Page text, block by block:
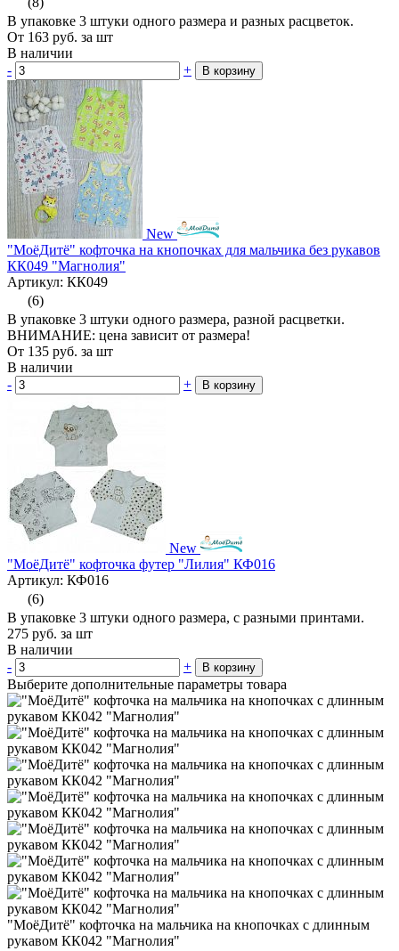
В упаковке 3 штуки одного размера и разных расцветок.
От 163 руб. за шт
В наличии
-
+ В корзину
New
"МоёДитё" кофточка на кнопочках для мальчика без рукавов
КК049 "Магнолия"
Артикул: КК049
(6)
В упаковке 3 штуки одного размера, разной расцветки.
ВНИМАНИЕ: цена зависит от размера!
От 135 руб. за шт
В наличии
-
+ В корзину
New
"МоёДитё" кофточка футер "Лилия" КФ016
Артикул: КФ016
(6)
В упаковке 3 штуки одного размера, с разными принтами.
275 руб. за шт
В наличии
-
+ В корзину
Выберите дополнительные параметры товара
"МоёДитё" кофточка на мальчика на кнопочках с длинным
рукавом КК042 "Магнолия"